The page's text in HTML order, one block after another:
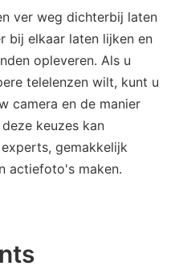
ver weg dichterbij laten
bij elkaar laten lijken en
opleveren. Als u
telelenzen wilt, kunt u
camera en de manier
keuzes kan
gemakkelijk
actiefoto's maken.